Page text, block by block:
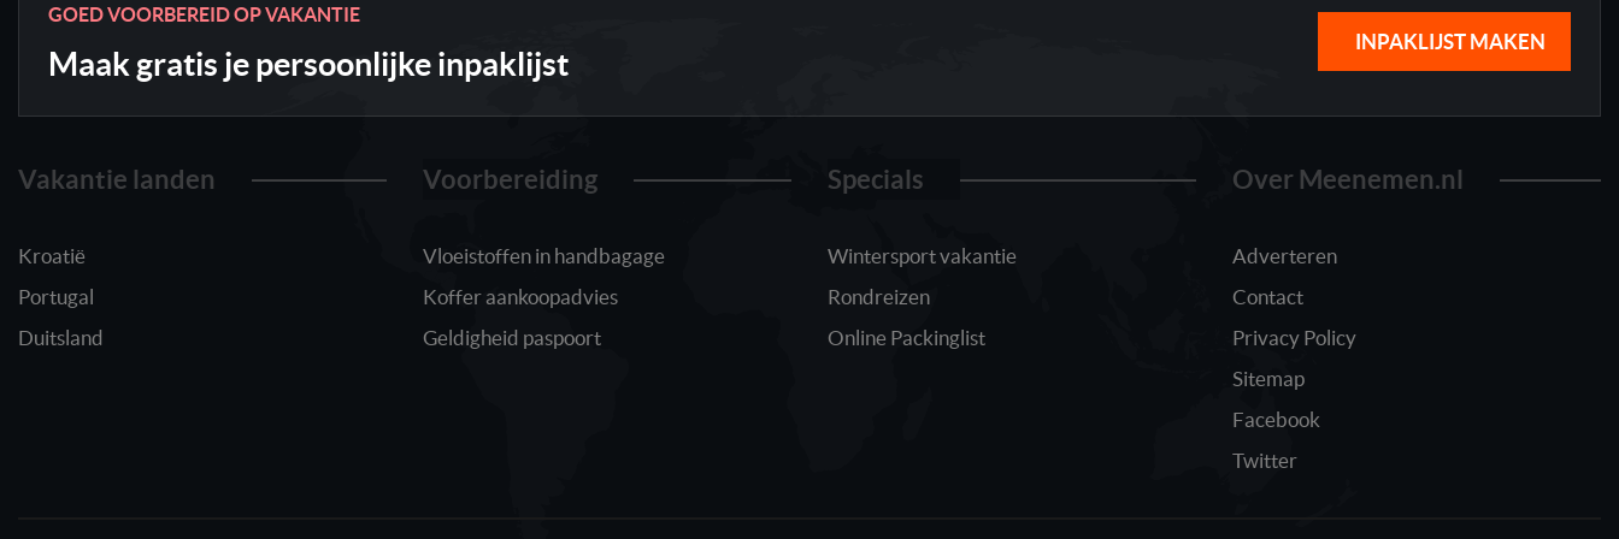
GOED VOORBEREID OP VAKANTIE
Maak gratis je persoonlijke inpaklijst
INPAKLIJST MAKEN
Vakantie landen
Kroatië
Portugal
Duitsland
Voorbereiding
Vloeistoffen in handbagage
Koffer aankoopadvies
Geldigheid paspoort
Specials
Wintersport vakantie
Rondreizen
Online Packinglist
Over Meenemen.nl
Adverteren
Contact
Privacy Policy
Sitemap
Facebook
Twitter